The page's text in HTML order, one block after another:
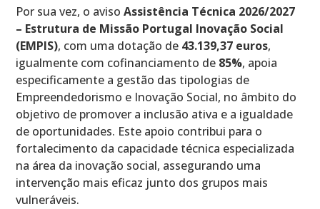
Por sua vez, o avisoAssistência Técnica 2026/2027
– Estrutura de Missão Portugal Inovação Social
(EMPIS), com uma dotação de 43.139,37 euros,
igualmente com cofinanciamento de 85%, apoia
especificamente a gestão das tipologias de
Empreendedorismo e Inovação Social, no âmbito do
objetivo de promover a inclusão ativa e a igualdade
de oportunidades. Este apoio contribui para o
fortalecimento da capacidade técnica especializada
na área da inovação social, assegurando uma
intervenção mais eficaz junto dos grupos mais
vulneráveis.